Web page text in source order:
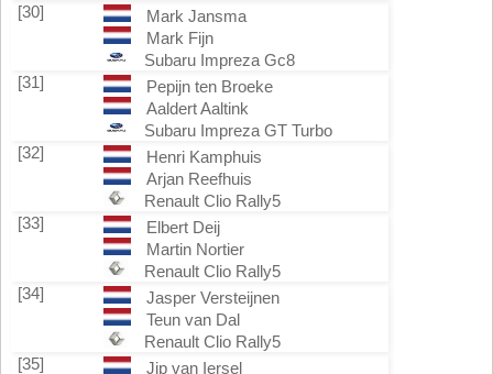
[30]
Mark Jansma
Mark Fijn
Subaru Impreza Gc8
[31]
Pepijn ten Broeke
Aaldert Aaltink
Subaru Impreza GT Turbo
[32]
Henri Kamphuis
Arjan Reefhuis
Renault Clio Rally5
[33]
Elbert Deij
Martin Nortier
Renault Clio Rally5
[34]
Jasper Versteijnen
Teun van Dal
Renault Clio Rally5
[35]
Jip van Iersel